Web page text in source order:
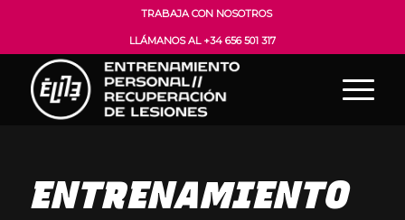
TRABAJA CON NOSOTROS
LLÁMANOS AL +34 656 501 317
ENTRENAMIENTO